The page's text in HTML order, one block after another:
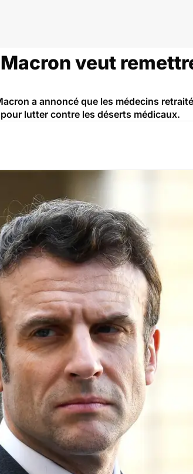
veut
a annoncé que les médecins
lutter contre les déserts médicaux.